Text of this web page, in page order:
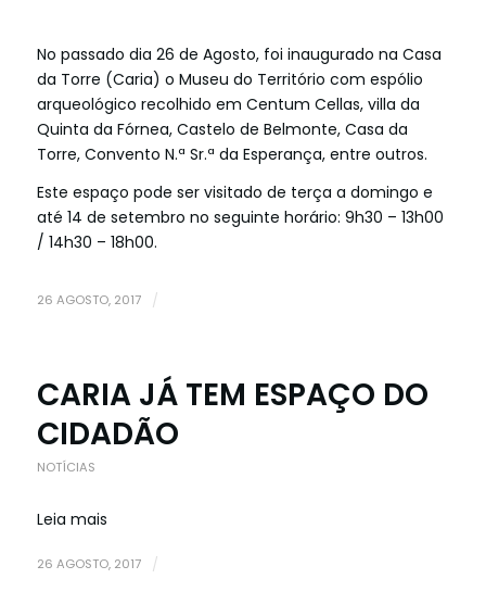
No passado dia 26 de Agosto, foi inaugurado na Casa
da Torre (Caria) o Museu do Território com espólio
arqueológico recolhido em Centum Cellas, villa da
Quinta da Fórnea, Castelo de Belmonte, Casa da
Torre, Convento N.ª Sr.ª da Esperança, entre outros.
Este espaço pode ser visitado de terça a domingo e
até 14 de setembro no seguinte horário: 9h30 – 13h00
/ 14h30 – 18h00.
26 AGOSTO, 2017 /
CARIA JÁ TEM ESPAÇO DO
CIDADÃO
NOTÍCIAS
Leia mais
26 AGOSTO, 2017 /